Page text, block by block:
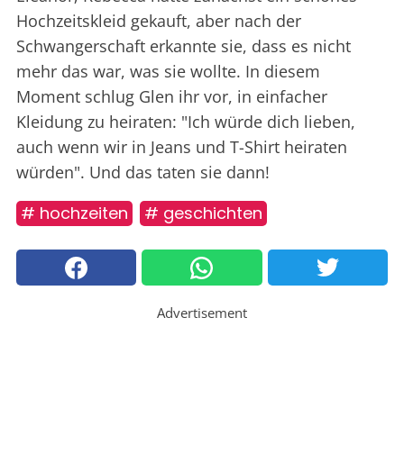
Hochzeitskleid gekauft, aber nach der
Schwangerschaft erkannte sie, dass es nicht
mehr das war, was sie wollte. In diesem
Moment schlug Glen ihr vor, in einfacher
Kleidung zu heiraten: "Ich würde dich lieben,
auch wenn wir in Jeans und T-Shirt heiraten
würden". Und das taten sie dann!
# hochzeiten # geschichten
Advertisement